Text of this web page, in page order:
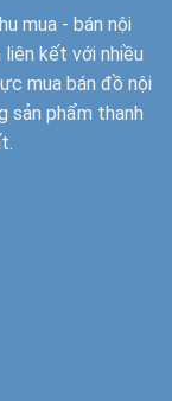
mua - bán nội
kết với nhiều
mua bán đồ nội
sản phẩm thanh